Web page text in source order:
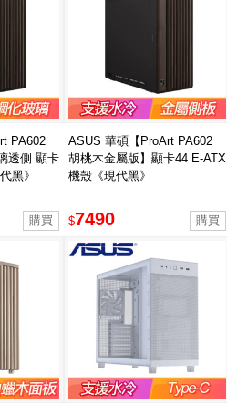
PA602
透側 顯卡
黑》
ASUS 華碩【ProArt PA602
胡桃木金屬版】顯卡44 E-ATX
機殼《現代黑》
$7490